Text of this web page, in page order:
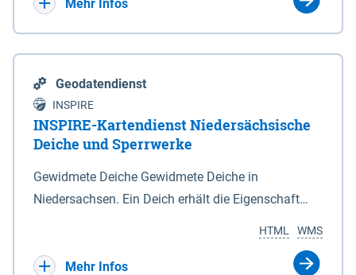
Mehr Infos
Geodatendienst
INSPIRE
INSPIRE-Kartendienst Niedersächsische
Deiche und Sperrwerke
Gewidmete Deiche Gewidmete Deiche in
Niedersachsen. Ein Deich erhält die Eigenschaft
Deichbehörde durch Verordnung ausspricht. Für
WMS
HTML
Mehr Infos